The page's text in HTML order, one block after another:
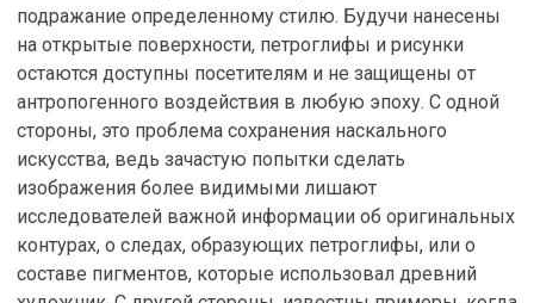
подражание определенному стилю. Будучи нанесены
на открытые поверхности, петроглифы и рисунки
остаются доступны посетителям и не защищены от
антропогенного воздействия в любую эпоху. С одной
стороны, это проблема сохранения наскального
искусства, ведь зачастую попытки сделать
изображения более видимыми лишают
исследователей важной информации об оригинальных
контурах, о следах, образующих петроглифы, или о
составе пигментов, которые использовал древний